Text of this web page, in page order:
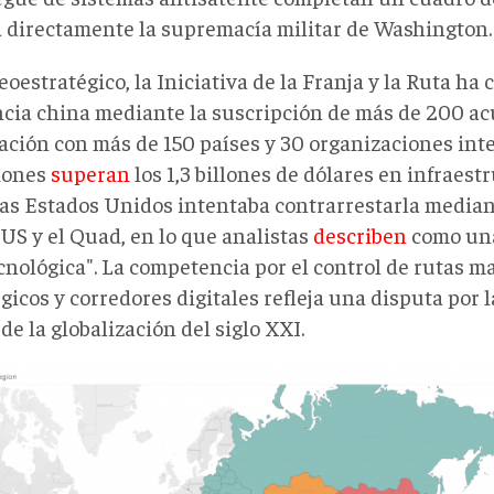
directamente la supremacía militar de Washington.
la Iniciativa de la Franja y la Ruta ha
china mediante la suscripción de más de 200
con más de 150 países y 30 organizaciones
superan los 1,3 billones de dólares en
Estados Unidos intentaba contrarrestarla
y el Quad, en lo que analistas describen como
La competencia por el control de rutas
y corredores digitales refleja una disputa por
la globalización del siglo XXI.